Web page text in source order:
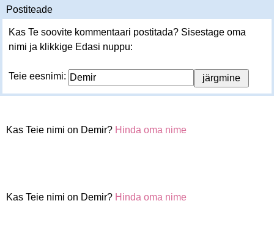
Postiteade
Kas Te soovite kommentaari postitada? Sisestage oma
nimi ja klikkige Edasi nuppu:
Teie eesnimi:
Kas Teie nimi on Demir? Hinda oma nime
Kas Teie nimi on Demir? Hinda oma nime